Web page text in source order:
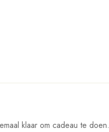
klaar om cadeau te doen.